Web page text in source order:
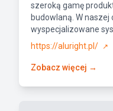
szeroką gamę
budowlaną. W
wyspecjalizowane
https://aluright.pl/
↗
Zobacz więcej →